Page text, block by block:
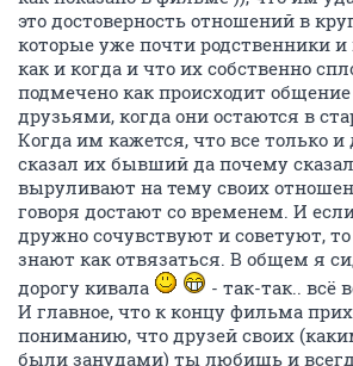
это достоверность отношений в
которые уже почти родственники
как и когда и что их собственно
подмечено как происходит
друзьями, когда они остаются в
Когда им кажется, что все только
сказал их бывший да почему
выруливают на тему своих
говоря достают со временем. И
дружно сочувствуют и советуют,
знают как отвязаться. В общем я
дорогу кивала
- так-так.. всё
И главное, что к концу фильма
пониманию, что друзей своих
были занудами) ты любишь и